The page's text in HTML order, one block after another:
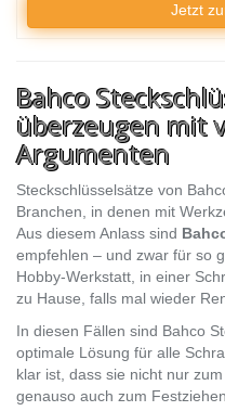
Jetzt
Bahco
überzeugen mit
Argumenten
Steckschlüsselsätze von
Branchen, in denen mit
Aus diesem Anlass sind
empfehlen – und zwar für so
Hobby-Werkstatt, in einer
zu Hause, falls mal wieder
In diesen Fällen sind Bahco
optimale Lösung für alle
klar ist, dass sie nicht nur
genauso auch zum